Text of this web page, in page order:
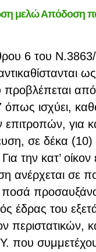
μελώ Απόδοση
6 του
από
ισχύει,
για
σε δέκα
την κατ’ οίκον
ανέρχεται σε
έδρας του
περιστατικών,
συμμετέχουν